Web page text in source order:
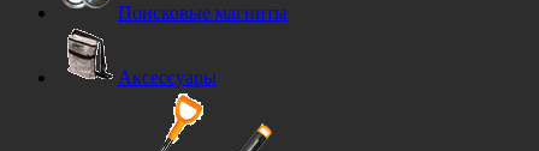
Поисковые магниты
Аксессуары